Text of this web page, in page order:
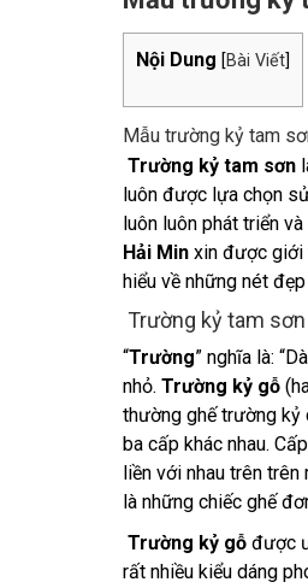
Nội Dung [Bài Viết]
Mẫu trường kỷ tam
Trường kỷ tam sơn
luôn được lựa chọn
luôn luôn phát triển
Hải Min xin được giới
hiểu về những nét
Trường kỷ tam
“Trường” nghĩa là:
nhỏ. Trường kỷ gỗ
thường ghế trường kỷ
ba cấp khác nhau.
liền với nhau trên
là những chiếc ghế
Trường kỷ gỗ được
rất nhiều kiểu dáng